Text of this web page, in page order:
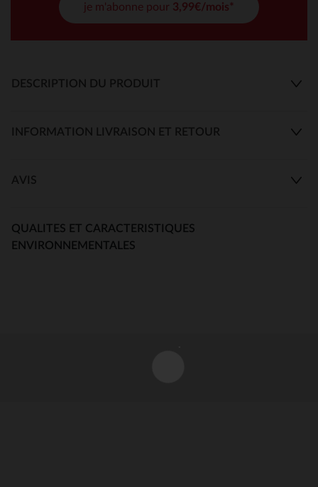
je m'abonne pour 3,99€/mois*
DESCRIPTION DU PRODUIT
INFORMATION LIVRAISON ET RETOUR
AVIS
QUALITES ET CARACTERISTIQUES
ENVIRONNEMENTALES